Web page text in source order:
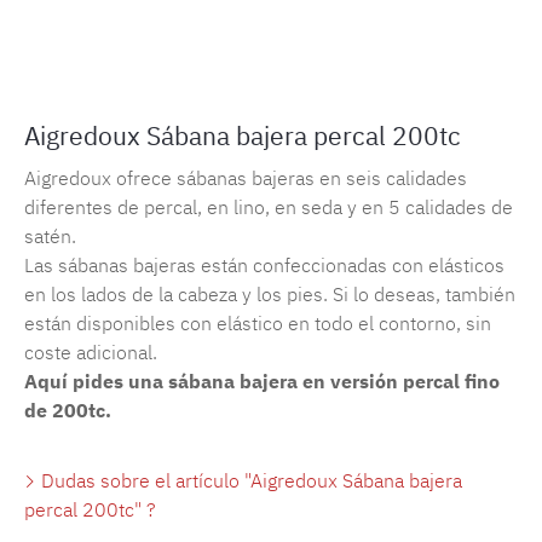
Aigredoux Sábana bajera percal 200tc
Aigredoux ofrece sábanas bajeras en seis calidades
diferentes de percal, en lino, en seda y en 5 calidades de
satén.
Las sábanas bajeras están confeccionadas con elásticos
en los lados de la cabeza y los pies. Si lo deseas, también
están disponibles con elástico en todo el contorno, sin
coste adicional.
Aquí pides una sábana bajera en versión percal fino
de 200tc.
Dudas sobre el artículo "Aigredoux Sábana bajera
percal 200tc" ?